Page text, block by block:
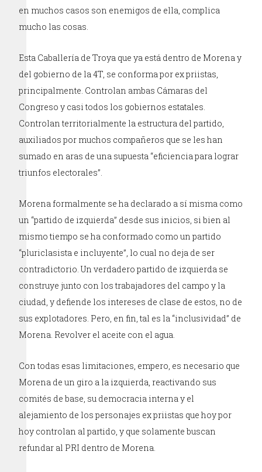
en muchos casos son enemigos de ella, complica
mucho las cosas.
Esta Caballería de Troya que ya está dentro de Morena y
del gobierno de la 4T, se conforma por ex priistas,
principalmente. Controlan ambas Cámaras del
Congreso y casi todos los gobiernos estatales.
Controlan territorialmente la estructura del partido,
auxiliados por muchos compañeros que se les han
sumado en aras de una supuesta “eficiencia para lograr
triunfos electorales”.
Morena formalmente se ha declarado a sí misma como
un “partido de izquierda” desde sus inicios, si bien al
mismo tiempo se ha conformado como un partido
“pluriclasista e incluyente”, lo cual no deja de ser
contradictorio. Un verdadero partido de izquierda se
construye junto con los trabajadores del campo y la
ciudad, y defiende los intereses de clase de estos, no de
sus explotadores. Pero, en fin, tal es la “inclusividad” de
Morena. Revolver el aceite con el agua.
Con todas esas limitaciones, empero, es necesario que
Morena de un giro a la izquierda, reactivando sus
comités de base, su democracia interna y el
alejamiento de los personajes ex priistas que hoy por
hoy controlan al partido, y que solamente buscan
refundar al PRI dentro de Morena.